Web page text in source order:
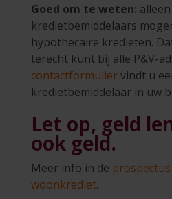
Goed om te weten:
kredietbemiddelaars
hypothecaire kredieten.
terecht kunt bij alle P&V-
contactformuliervindt u
kredietbemiddelaar in uw
Let op, geld
ook geld.
Meer info in de
woonkrediet.